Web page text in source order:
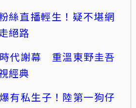
絲直播輕生！疑不堪網
絕路
代謝幕 重溫東野圭吾
經典
有私生子！陸第一狗仔